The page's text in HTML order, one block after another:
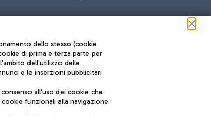
Roma FCO
stellato
dello stesso (cookie
di prima e terza parte per
dell'utilizzo delle
e le inserzioni pubblicitari
consenso all'uso dei cookie che
funzionali alla navigazione